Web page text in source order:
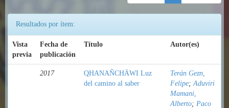
Resultados por ítem:
Vista
previa
Fecha de
publicación
Título Autor(es)
2017
QHANAÑCHÄWI Luz
del camino al saber
Terán Gezn,
Felipe;Aduviri
Mamani,
Alberto; Paco